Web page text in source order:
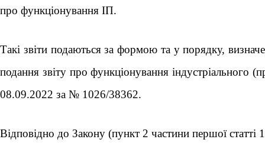
про функціонування ІП.
Такі звіти подаються за формою та у порядку,
подання звіту про функціонування індустріального
08.09.2022 за № 1026/38362.
Відповідно до Закону (пункт 2 частини першої статті